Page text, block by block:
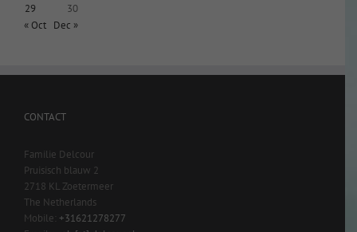
29
30
« Oct Dec »
CONTACT
Familie Delcour
Pruisisch blauw 2
2718 KL Zoetermeer
The Netherlands
Mobile: +31621278277